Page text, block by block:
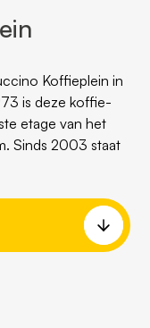
Kofﬁeplein in
is deze kofﬁe-
etage van het
Sinds 2003 staat